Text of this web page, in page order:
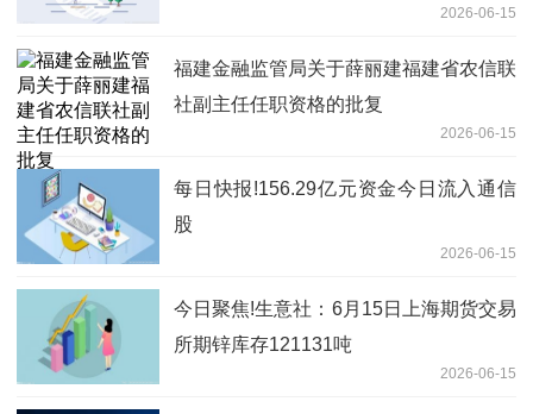
2026-06-15
福建金融监管局关于薛丽建福建省农信联
社副主任任职资格的批复
2026-06-15
每日快报!156.29亿元资金今日流入通信
股
2026-06-15
今日聚焦!生意社：6月15日上海期货交易
所期锌库存121131吨
2026-06-15